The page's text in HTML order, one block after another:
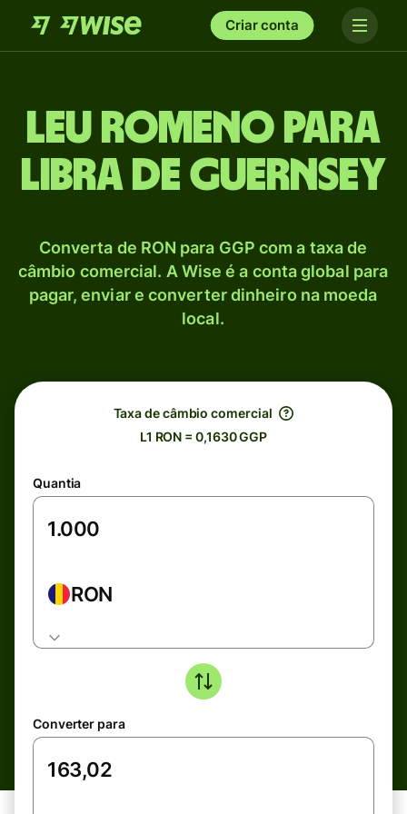
Criar conta
Leu romeno para
Libra de Guernsey
Converta de RON para GGP com a taxa de
câmbio comercial. A Wise é a conta global para
pagar, enviar e converter dinheiro na moeda
local.
Taxa de câmbio comercial
L1 RON = 0,1630 GGP
Quantia
RON
Converter para